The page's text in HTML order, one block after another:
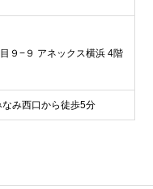
９−９ アネックス横浜 4階
み西口から徒歩5分